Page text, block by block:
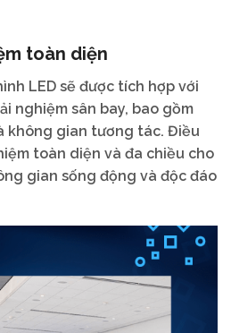
toàn diện
LED sẽ được tích hợp với
nghiệm sân bay, bao gồm
không gian tương tác. Điều
toàn diện và đa chiều cho
gian sống động và độc đáo